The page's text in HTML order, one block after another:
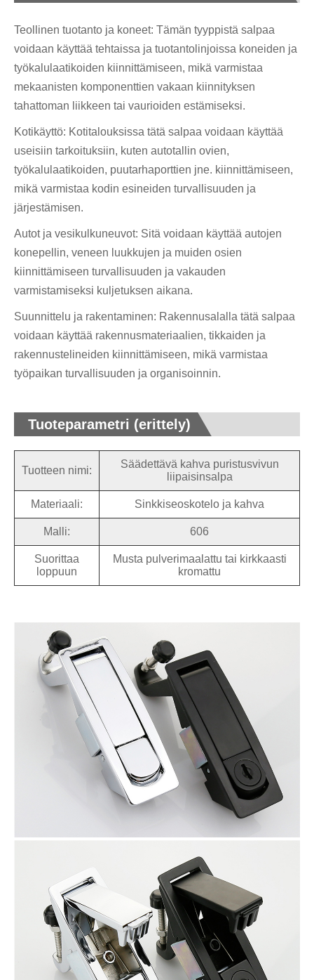
Teollinen tuotanto ja koneet: Tämän tyyppistä salpaa
voidaan käyttää tehtaissa ja tuotantolinjoissa koneiden ja
työkalulaatikoiden kiinnittämiseen, mikä varmistaa
mekaanisten komponenttien vakaan kiinnityksen
tahattoman liikkeen tai vaurioiden estämiseksi.
Kotikäyttö: Kotitalouksissa tätä salpaa voidaan käyttää
useisiin tarkoituksiin, kuten autotallin ovien,
työkalulaatikoiden, puutarhaporttien jne. kiinnittämiseen,
mikä varmistaa kodin esineiden turvallisuuden ja
järjestämisen.
Autot ja vesikulkuneuvot: Sitä voidaan käyttää autojen
konepellin, veneen luukkujen ja muiden osien
kiinnittämiseen turvallisuuden ja vakauden
varmistamiseksi kuljetuksen aikana.
Suunnittelu ja rakentaminen: Rakennusalalla tätä salpaa
voidaan käyttää rakennusmateriaalien, tikkaiden ja
rakennustelineiden kiinnittämiseen, mikä varmistaa
työpaikan turvallisuuden ja organisoinnin.
Tuoteparametri (erittely)
Tuotteen nimi:
Säädettävä kahva puristusvivun
liipaisinsalpa
Materiaali: Sinkkiseoskotelo ja kahva
Malli: 606
Suorittaa
loppuun
Musta pulverimaalattu tai kirkkaasti
kromattu